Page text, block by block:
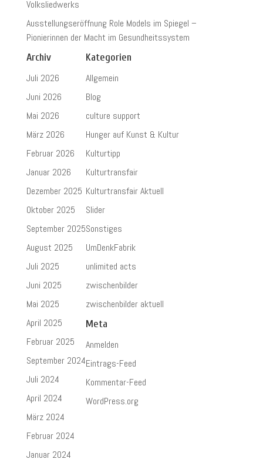
Volksliedwerks
Ausstellungseröffnung Role Models im Spiegel –
Pionierinnen der Macht im Gesundheitssystem
Archiv
Juli 2026
Juni 2026
Mai 2026
März 2026
Februar 2026
Januar 2026
Dezember 2025
Oktober 2025
September 2025
August 2025
Juli 2025
Juni 2025
Mai 2025
April 2025
Februar 2025
September 2024
Juli 2024
April 2024
März 2024
Februar 2024
Januar 2024
Kategorien
Allgemein
Blog
culture support
Hunger auf Kunst & Kultur
Kulturtipp
Kulturtransfair
Kulturtransfair Aktuell
Slider
Sonstiges
UmDenkFabrik
unlimited acts
zwischenbilder
zwischenbilder aktuell
Meta
Anmelden
Eintrags-Feed
Kommentar-Feed
WordPress.org